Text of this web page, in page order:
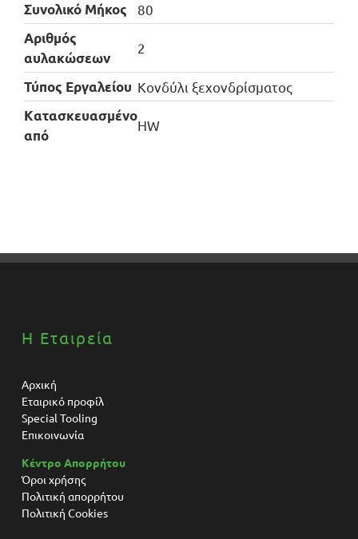
Συνολικό Μήκος
80
Αριθμός
αυλακώσεων
2
Τύπος Εργαλείου Κονδύλι ξεχονδρίσματος
Kατασκευασμένο
από
HW
Η Εταιρεία
Αρχική
Εταιρικό προφίλ
Special Tooling
Επικοινωνία
Κέντρο Απορρήτου
Όροι χρήσης
Πολιτική απορρήτου
Πολιτική Cookies